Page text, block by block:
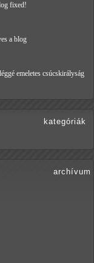
fixed!
a blog
emeletes csúcskirályság
kategóriák
archívum